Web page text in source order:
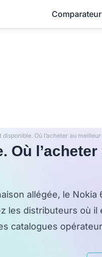
Où
allégée, le Nokia
les distributeurs où
catalogues